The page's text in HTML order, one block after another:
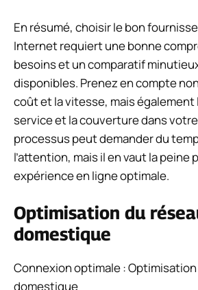
En résumé, choisir le bon
Internet requiert une bonne
besoins et un comparatif
disponibles. Prenez en compte
coût et la vitesse, mais également
service et la couverture dans
processus peut demander du
l’attention, mais il en vaut la peine
expérience en ligne optimale.
Optimisation du
domestique
Connexion optimale :
domestique